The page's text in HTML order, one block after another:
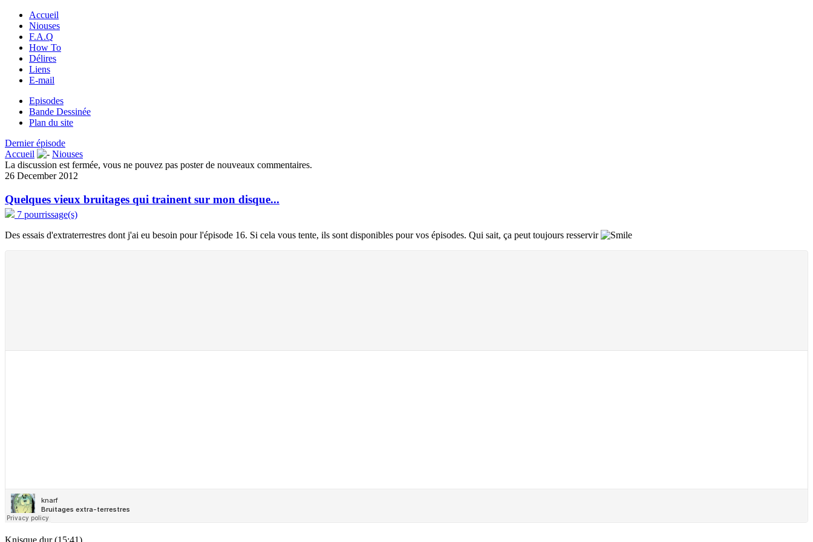
Accueil
Niouses
F.A.Q
How To
Délires
Liens
E-mail
Episodes
Bande Dessinée
Plan du site
Dernier épisode
Accueil
Niouses
La discussion est fermée, vous ne pouvez pas poster de nouveaux commentaires.
26 December 2012
Quelques vieux bruitages qui trainent sur mon disque...
7 pourrissage(s)
Des essais d'extraterrestres dont j'ai eu besoin pour l'épisode 16. Si cela vous tente, ils sont disponibles pour vos épisodes. Qui sait, ça peut toujours resservir
Knisque dur (15:41)